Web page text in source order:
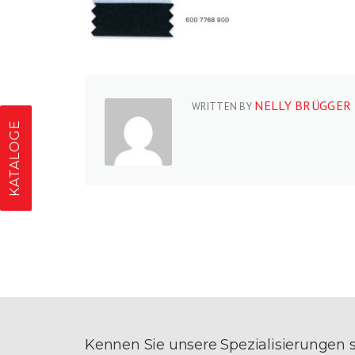
WRITTEN BY NELLY BRÜGGER
KATALOGE
Kennen Sie unsere Spezialisierungen